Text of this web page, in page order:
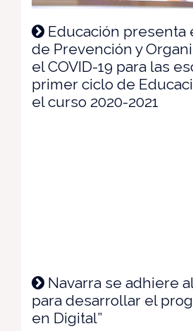
Educación presenta
de Prevención y
el COVID-19 para las
primer ciclo de
el curso 2020-2021
Navarra se adhiere
para desarrollar el
en Digital”